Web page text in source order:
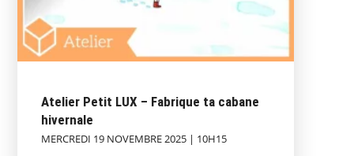
Atelier Petit LUX – Fabrique ta cabane
hivernale
MERCREDI 19 NOVEMBRE 2025 | 10H15